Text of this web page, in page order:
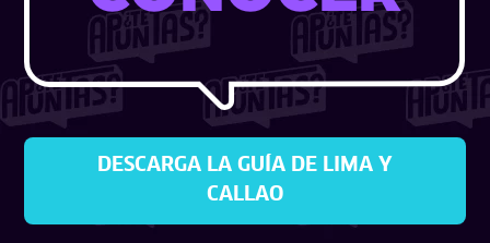
DESCARGA LA GUÍA DE LIMA Y
CALLAO